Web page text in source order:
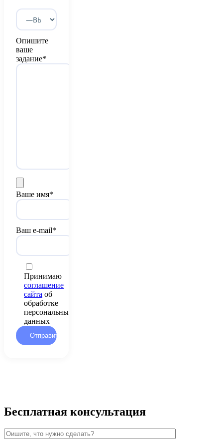
Опишите
ваше
задание*
Ваше имя*
Ваш e-mail*
Принимаю
соглашение
сайта об
обработке
персональных
данных
Бесплатная консультация